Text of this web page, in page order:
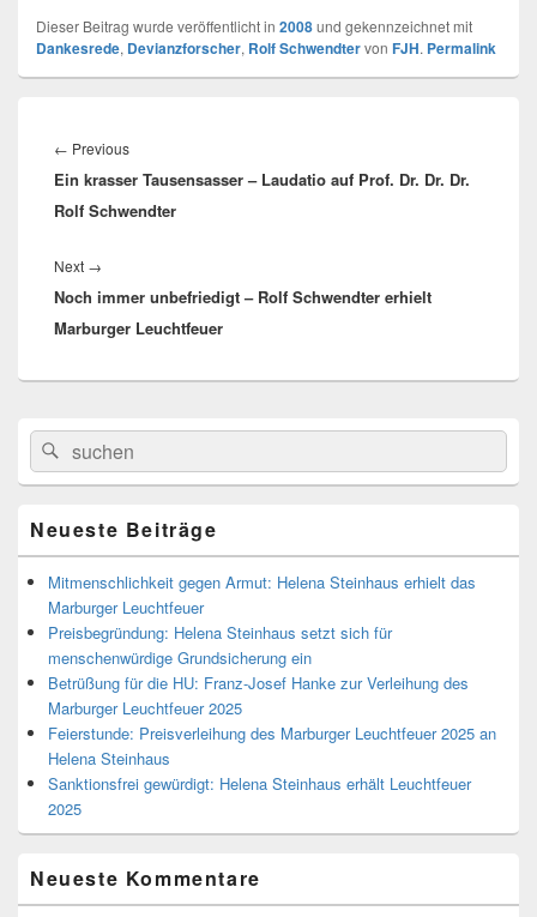
Dieser Beitrag wurde veröffentlicht in 2008und gekennzeichnet mit
Dankesrede, Devianzforscher, Rolf Schwendtervon FJH. Permalink
← Previous
post:
Ein krasser Tausensasser – Laudatio auf Prof. Dr. Dr. Dr.
Rolf Schwendter
Next →
post:
Noch immer unbefriedigt – Rolf Schwendter erhielt
Marburger Leuchtfeuer
Primärer
Seitenleisten
Widget-
Bereich
Search
for:
Suche
Neueste Beiträge
Mitmenschlichkeit gegen Armut: Helena Steinhaus erhielt das
Marburger Leuchtfeuer
Preisbegründung: Helena Steinhaus setzt sich für
menschenwürdige Grundsicherung ein
Betrüßung für die HU: Franz-Josef Hanke zur Verleihung des
Marburger Leuchtfeuer 2025
Feierstunde: Preisverleihung des Marburger Leuchtfeuer 2025 an
Helena Steinhaus
Sanktionsfrei gewürdigt: Helena Steinhaus erhält Leuchtfeuer
2025
Neueste Kommentare